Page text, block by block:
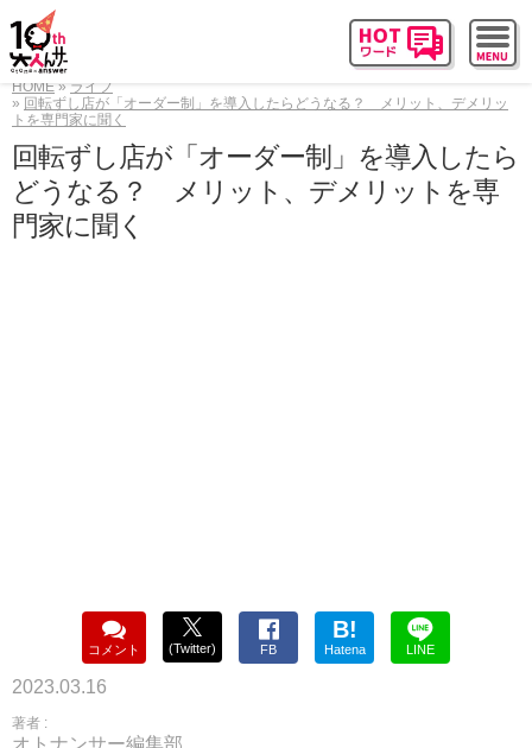
HOME
ライフ
回転ずし店が「オーダー制」を導入したらどうなる？ メリット、デメリッ
トを専門家に聞く
回転ずし店が「オーダー制」を導入したら
どうなる？ メリット、デメリットを専
門家に聞く
コメント (Twitter) FB
B!
Hatena LINE
2023.03.16
著者 :
オトナンサー編集部